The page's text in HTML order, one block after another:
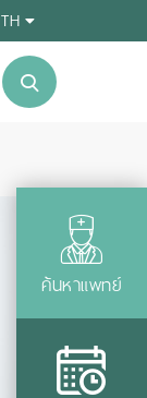
TH
ค้นหาแพทย์